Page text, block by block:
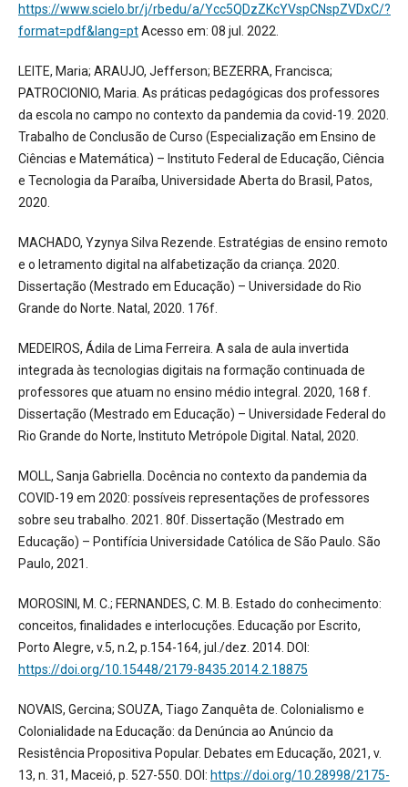
https://www.scielo.br/j/rbedu/a/Ycc5QDzZKcYVspCNspZVDxC/?
format=pdf&lang=ptAcesso em: 08 jul. 2022.
LEITE, Maria; ARAUJO, Jefferson; BEZERRA, Francisca;
PATROCIONIO, Maria. As práticas pedagógicas dos professores
da escola no campo no contexto da pandemia da covid-19. 2020.
Trabalho de Conclusão de Curso (Especialização em Ensino de
Ciências e Matemática) – Instituto Federal de Educação, Ciência
e Tecnologia da Paraíba, Universidade Aberta do Brasil, Patos,
2020.
MACHADO, Yzynya Silva Rezende. Estratégias de ensino remoto
e o letramento digital na alfabetização da criança. 2020.
Dissertação (Mestrado em Educação) – Universidade do Rio
Grande do Norte. Natal, 2020. 176f.
MEDEIROS, Ádila de Lima Ferreira. A sala de aula invertida
integrada às tecnologias digitais na formação continuada de
professores que atuam no ensino médio integral. 2020, 168 f.
Dissertação (Mestrado em Educação) – Universidade Federal do
Rio Grande do Norte, Instituto Metrópole Digital. Natal, 2020.
MOLL, Sanja Gabriella. Docência no contexto da pandemia da
COVID-19 em 2020: possíveis representações de professores
sobre seu trabalho. 2021. 80f. Dissertação (Mestrado em
Educação) – Pontifícia Universidade Católica de São Paulo. São
Paulo, 2021.
MOROSINI, M. C.; FERNANDES, C. M. B. Estado do conhecimento:
conceitos, finalidades e interlocuções. Educação por Escrito,
Porto Alegre, v.5, n.2, p.154-164, jul./dez. 2014. DOI:
https://doi.org/10.15448/2179-8435.2014.2.18875
NOVAIS, Gercina; SOUZA, Tiago Zanquêta de. Colonialismo e
Colonialidade na Educação: da Denúncia ao Anúncio da
Resistência Propositiva Popular. Debates em Educação, 2021, v.
13, n. 31, Maceió, p. 527-550. DOI: https://doi.org/10.28998/2175-